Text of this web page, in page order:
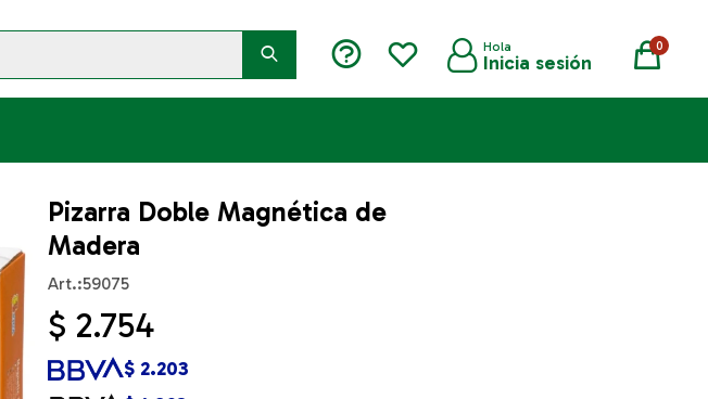
0
Pizarra Doble Magnética de
Madera
59075
$ 2.754
$ 2.203